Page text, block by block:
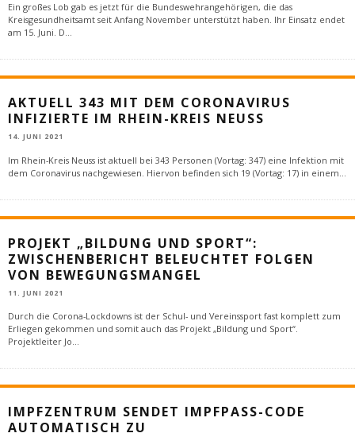
Ein großes Lob gab es jetzt für die Bundeswehrangehörigen, die das
Kreisgesundheitsamt seit Anfang November unterstützt haben. Ihr Einsatz endet
am 15. Juni. D...
AKTUELL 343 MIT DEM CORONAVIRUS
INFIZIERTE IM RHEIN-KREIS NEUSS
14. JUNI 2021
Im Rhein-Kreis Neuss ist aktuell bei 343 Personen (Vortag: 347) eine Infektion mit
dem Coronavirus nachgewiesen. Hiervon befinden sich 19 (Vortag: 17) in einem
PROJEKT „BILDUNG UND SPORT“:
ZWISCHENBERICHT BELEUCHTET FOLGEN
VON BEWEGUNGSMANGEL
11. JUNI 2021
Durch die Corona-Lockdowns ist der Schul- und Vereinssport fast komplett zum
Erliegen gekommen und somit auch das Projekt „Bildung und Sport“.
Projektleiter Jo
IMPFZENTRUM SENDET IMPFPASS-CODE
AUTOMATISCH ZU